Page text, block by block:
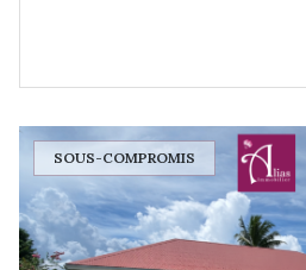
SOUS-COMPROMIS